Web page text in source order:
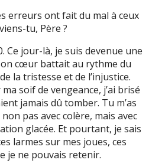
erreurs ont fait du mal à ceux
tu, Père ?
Ce jour-là, je suis devenue une
cœur battait au rythme du
la tristesse et de l’injustice.
soif de vengeance, j’ai brisé
jamais dû tomber. Tu m’as
pas avec colère, mais avec
glacée. Et pourtant, je sais
larmes sur mes joues, ces
je ne pouvais retenir.